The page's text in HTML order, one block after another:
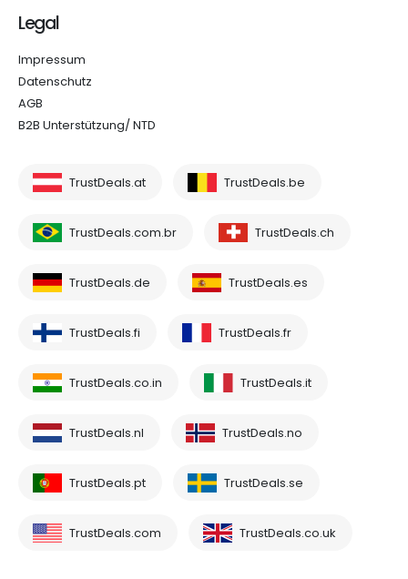
Legal
Impressum
Datenschutz
AGB
B2B Unterstützung/ NTD
TrustDeals.at TrustDeals.be
TrustDeals.com.br TrustDeals.ch
TrustDeals.de TrustDeals.es
TrustDeals.fi TrustDeals.fr
TrustDeals.co.in TrustDeals.it
TrustDeals.nl TrustDeals.no
TrustDeals.pt TrustDeals.se
TrustDeals.com TrustDeals.co.uk